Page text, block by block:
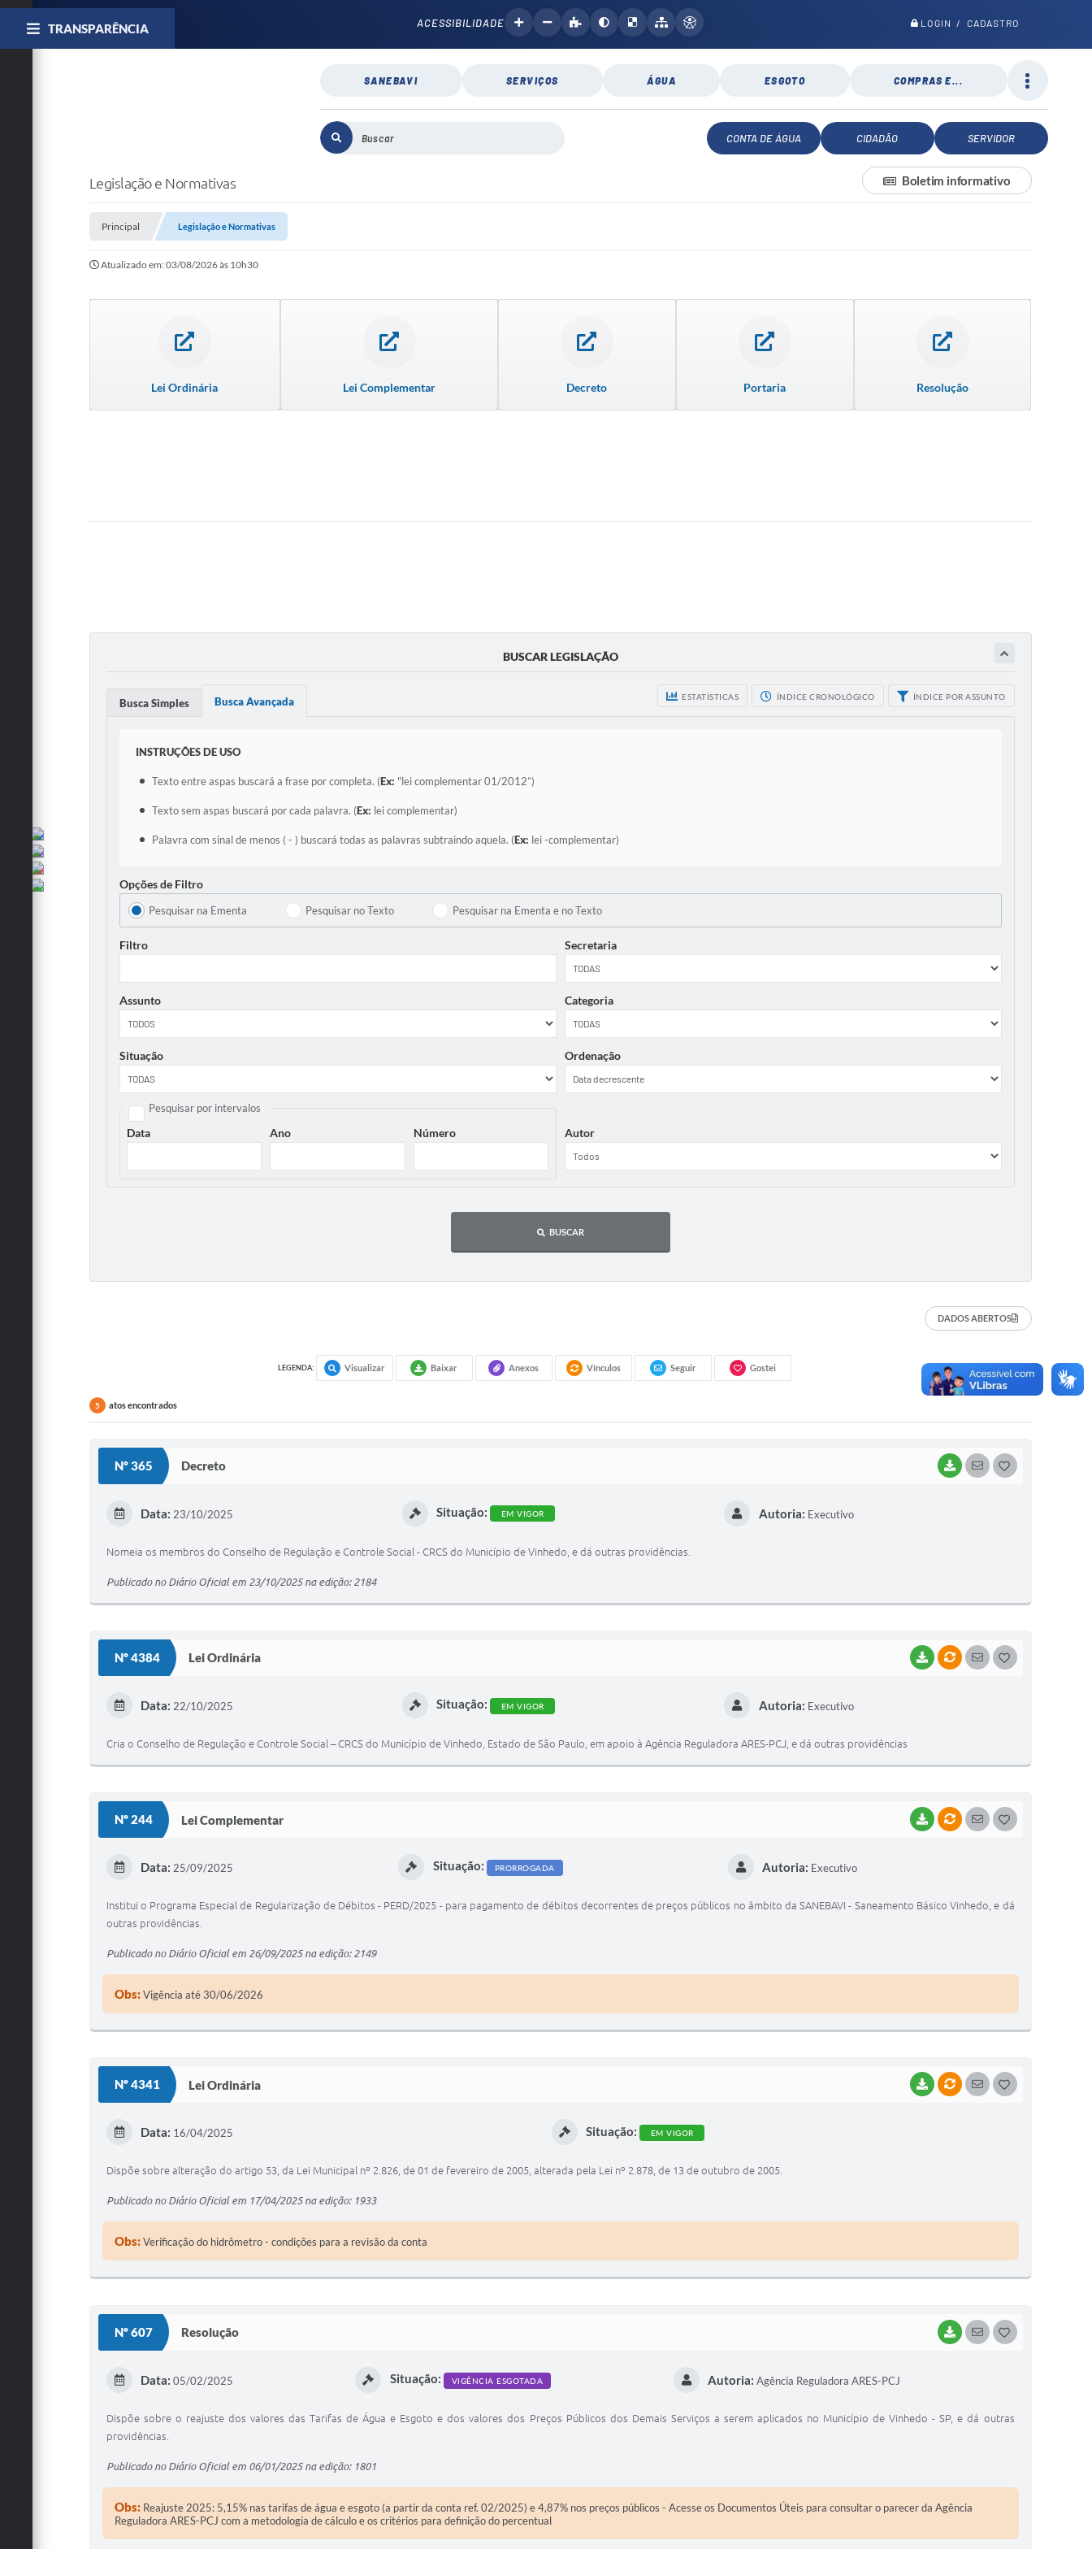
LOGIN / CADASTRO
SANEBAVI SERVIÇOS ÁGUA ESGOTO COMPRAS E...
CONTA DE ÁGUA CIDADÃO SERVIDOR
ACESSIBILIDADE
TRANSPARÊNCIA
Legislação e Normativas Boletim informativo
Principal Legislação e Normativas
Atualizado em: 03/08/2026 às 10h30
Lei Ordinária Lei Complementar Decreto Portaria Resolução
BUSCAR LEGISLAÇÃO
ESTATÍSTICAS ÍNDICE CRONOLÓGICO ÍNDICE POR ASSUNTO
Busca Simples Busca Avançada
INSTRUÇÕES DE USO
Texto entre aspas buscará a frase por completa. (Ex: "lei complementar 01/2012”)
Texto sem aspas buscará por cada palavra. (Ex: lei complementar)
Palavra com sinal de menos ( - ) buscará todas as palavras subtraindo aquela. (Ex: lei -complementar)
Opções de Filtro
Pesquisar na Ementa Pesquisar no Texto Pesquisar na Ementa e no Texto
Filtro Secretaria
Assunto Categoria
Situação Ordenação
Pesquisar por intervalos
Data Ano Número Autor
BUSCAR
DADOS ABERTOS
LEGENDA: Visualizar Baixar Anexos Vínculos Seguir Gostei
5 atos encontrados
Nº 365 Decreto BAIXARSEGUIRG
Data: 23/10/2025 Situação: EM VIGOR Autoria: Executivo
Nomeia os membros do Conselho de Regulação e Controle Social - CRCS do Município de Vinhedo, e dá outras providências.
Publicado no Diário Oficial em 23/10/2025 na edição: 2184
Nº 4384 Lei Ordinária BAIXARVÍNCULOS
SEGUIRG
Data: 22/10/2025 Situação: EM VIGOR Autoria: Executivo
Cria o Conselho de Regulação e Controle Social – CRCS do Município de Vinhedo, Estado de São Paulo, em apoio à Agência Reguladora ARES-PCJ, e dá outras providências
Nº 244 Lei Complementar BAIXARVÍNCULOS
SEGUIRG
Data: 25/09/2025 Situação: PRORROGADA Autoria: Executivo
Institui o Programa Especial de Regularização de Débitos - PERD/2025 - para pagamento de débitos decorrentes de preços públicos no âmbito da SANEBAVI - Saneamento Básico Vinhedo, e dá
outras providências.
Publicado no Diário Oficial em 26/09/2025 na edição: 2149
Obs:Vigência até 30/06/2026
Nº 4341 Lei Ordinária BAIXARVÍNCULOS
SEGUIRG
Data: 16/04/2025 Situação: EM VIGOR
Dispõe sobre alteração do artigo 53, da Lei Municipal nº 2.826, de 01 de fevereiro de 2005, alterada pela Lei nº 2.878, de 13 de outubro de 2005.
Publicado no Diário Oficial em 17/04/2025 na edição: 1933
Obs:Verificação do hidrômetro - condições para a revisão da conta
Nº 607 Resolução BAIXARSEGUIRG
Data: 05/02/2025 Situação: VIGÊNCIA ESGOTADA Autoria: Agência Reguladora ARES-PCJ
Dispõe sobre o reajuste dos valores das Tarifas de Água e Esgoto e dos valores dos Preços Públicos dos Demais Serviços a serem aplicados no Município de Vinhedo - SP, e dá outras
providências.
Publicado no Diário Oficial em 06/01/2025 na edição: 1801
Obs:Reajuste 2025: 5,15% nas tarifas de água e esgoto (a partir da conta ref. 02/2025) e 4,87% nos preços públicos - Acesse os Documentos Úteis para consultar o parecer da Agência
Reguladora ARES-PCJ com a metodologia de cálculo e os critérios para definição do percentual